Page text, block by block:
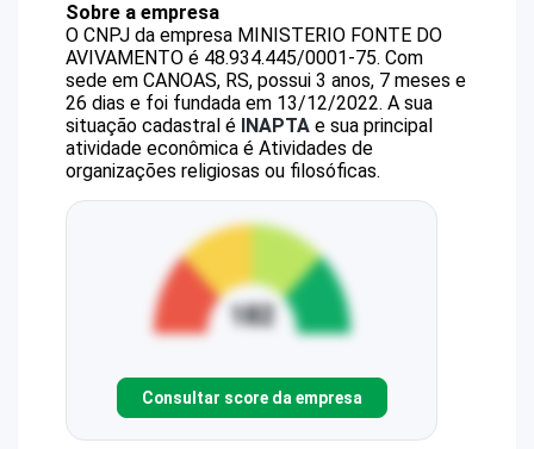
Sobre a empresa
O CNPJ da empresa MINISTERIO FONTE DO
AVIVAMENTO é 48.934.445/0001-75. Com
sede em CANOAS, RS, possui 3 anos, 7 meses e
26 dias e foi fundada em 13/12/2022. A sua
situação cadastral é INAPTA e sua principal
atividade econômica é Atividades de
organizações religiosas ou filosóficas.
Consultar score da empresa